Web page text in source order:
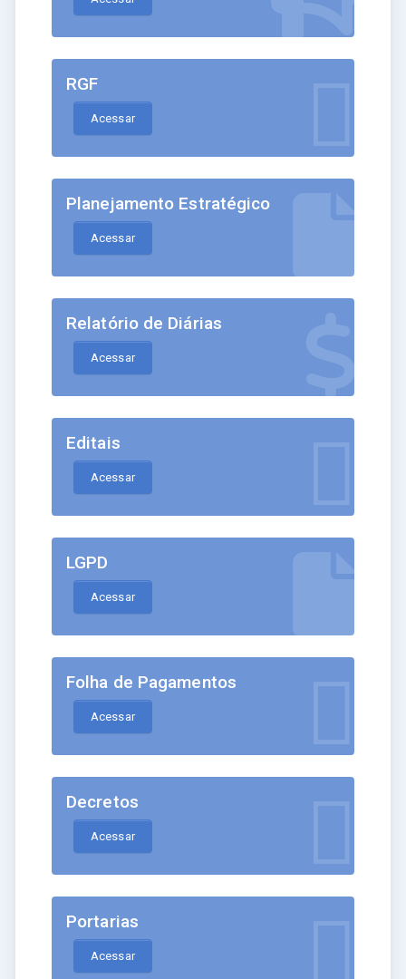
RGF
Acessar
Planejamento Estratégico
Acessar
Relatório de Diárias
Acessar
Editais
Acessar
LGPD
Acessar
Folha de Pagamentos
Acessar
Decretos
Acessar
Portarias
Acessar